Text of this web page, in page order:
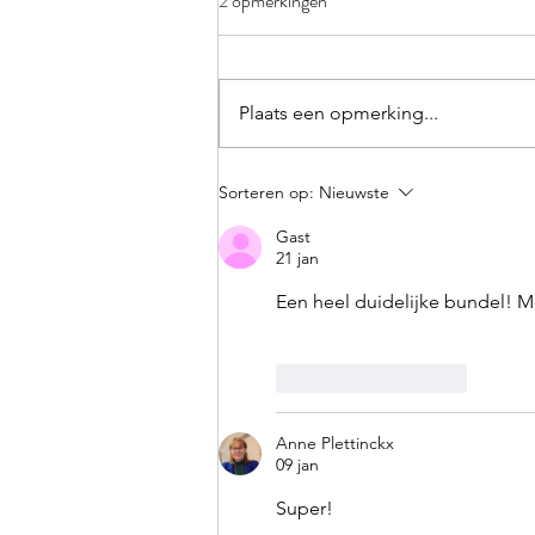
Spel: voltooid deelwoord: -t, -d
Plaats een opmerking...
Sorteren op: Nieuwste
Gast
21 jan
Een heel duidelijke bundel!
Anne Plettinckx
09 jan
Super!